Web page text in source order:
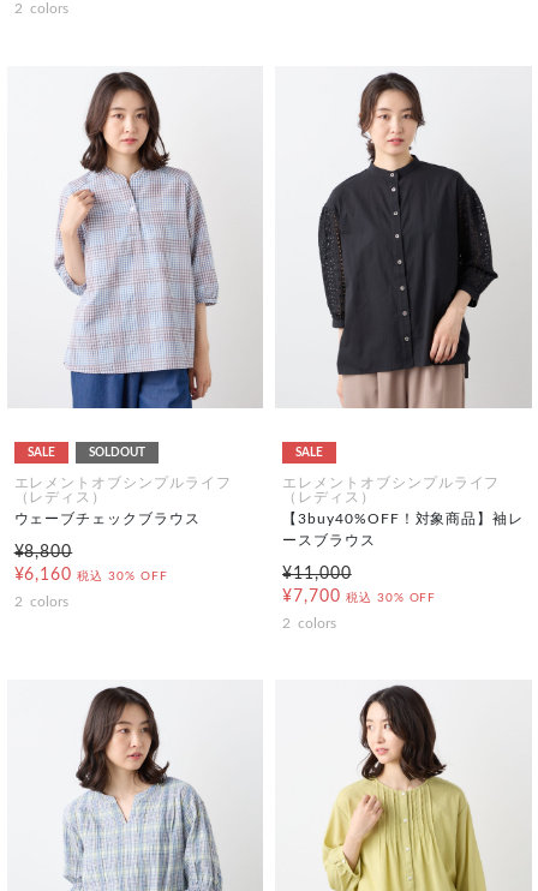
2 colors
SALE SOLDOUT
エレメントオブシンプルライフ
（レディス）
ウェーブチェックブラウス
¥8,800
¥6,160 税込 30% OFF
2 colors
SALE
エレメントオブシンプルライフ
（レディス）
【3buy40%OFF！対象商品】袖レ
ースブラウス
¥11,000
¥7,700 税込 30% OFF
2 colors